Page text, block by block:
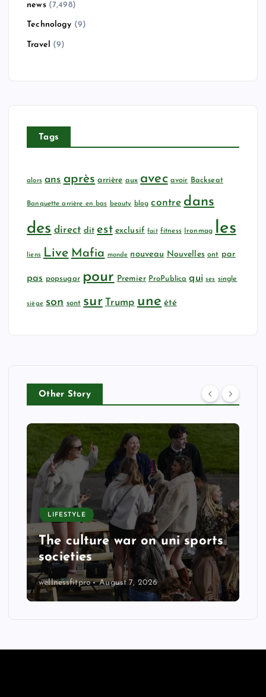
news(7,498)
Technology (9)
Travel (9)
Tags
alors ans après arrière aux avec avoir Backseat
Banquette arrière en bas beauty blog contre dans
des direct dit est exclusif fait fitness Ironmag les
liens Live Mafia monde nouveau Nouvelles ont par
pas popsugar pour Premier ProPublica qui ses single
siège son sont sur Trump une été
Other Story
LIFESTYLE
The culture war on uni sports
societies
wellnessfitpro August 7, 2026